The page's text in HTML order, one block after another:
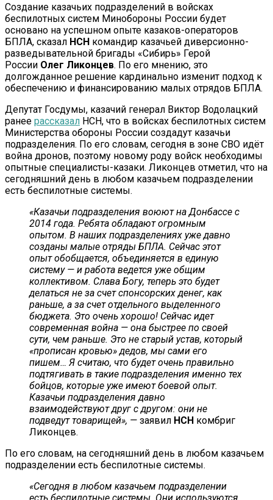
Создание казачьих подразделений в войсках
беспилотных систем Минобороны России будет
основано на успешном опыте казаков-операторов
БПЛА, сказал НСН командир казачьей диверсионно-
разведывательной бригады «Сибирь» Герой
России Олег Ликонцев. По его мнению, это
долгожданное решение кардинально изменит подход к
обеспечению и финансированию малых отрядов БПЛА.
Депутат Госдумы, казачий генерал Виктор Водолацкий
ранее рассказал НСН, что в войсках беспилотных систем
Министерства обороны России создадут казачьи
подразделения. По его словам, сегодня в зоне СВО идёт
война дронов, поэтому новому роду войск необходимы
опытные специалисты-казаки. Ликонцев отметил, что на
сегодняшний день в любом казачьем подразделении
есть беспилотные системы.
«Казачьи подразделения воюют на Донбассе с
2014 года. Ребята обладают огромным
опытом. В наших подразделениях уже давно
созданы малые отряды БПЛА. Сейчас этот
опыт обобщается, объединяется в единую
систему — и работа ведется уже общим
коллективом. Слава Богу, теперь это будет
делаться не за счет спонсорских денег, как
раньше, а за счет отдельного выделенного
бюджета. Это очень хорошо! Сейчас идет
современная война — она быстрее по своей
сути, чем раньше. Это не старый устав, который
«прописан кровью» дедов, мы сами его
пишем… Я считаю, что будет очень правильно
подтягивать в такие подразделения именно тех
бойцов, которые уже имеют боевой опыт.
Казачьи подразделения давно
взаимодействуют друг с другом: они не
подведут товарищей», — заявил НСН комбриг
Ликонцев.
По его словам, на сегодняшний день в любом казачьем
подразделении есть беспилотные системы.
«Сегодня в любом казачьем подразделении